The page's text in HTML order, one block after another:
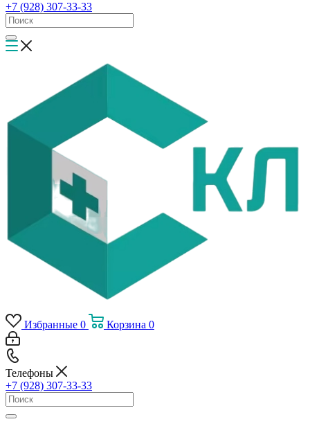
+7 (928) 307-33-33
Избранные 0 Корзина 0
Телефоны
+7 (928) 307-33-33